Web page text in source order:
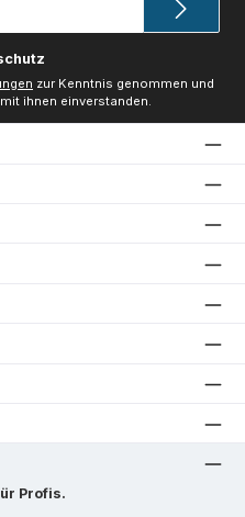
zur Kenntnis genommen und
ihnen einverstanden.
Profis.